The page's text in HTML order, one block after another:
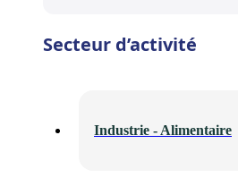
Secteur d’activité
Industrie - Alimentaire